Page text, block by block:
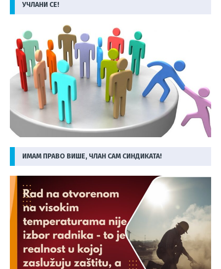
УЧЛАНИ СЕ!
ИМАМ ПРАВО ВИШЕ, ЧЛАН САМ СИНДИКАТА!